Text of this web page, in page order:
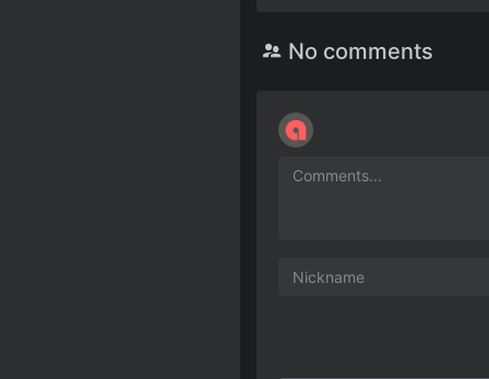
No comments